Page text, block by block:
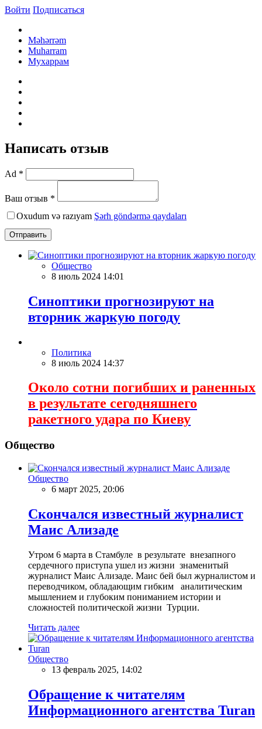
Войти Подписаться
Məhərrəm
Muharram
Мухаррам
Написать отзыв
Ad *
Ваш отзыв *
Oxudum və razıyam Şərh göndərmə qaydaları
Отправить
Общество
8 июль 2024 14:01
Синоптики прогнозируют на
вторник жаркую погоду
Политика
8 июль 2024 14:37
Около сотни погибших и раненных
в результате сегодняшнего
ракетного удара по Киеву
Общество
Общество
6 март 2025, 20:06
Скончался известный журналист
Маис Ализаде
Утром 6 марта в Стамбуле в результате внезапного
сердечного приступа ушел из жизни знаменитый
журналист Маис Ализаде. Маис бей был журналистом и
переводчиком, обладающим гибким аналитическим
мышлением и глубоким пониманием истории и
сложностей политической жизни Турции.
Читать далее
Общество
13 февраль 2025, 14:02
Обращение к читателям
Информационного агентства Turan